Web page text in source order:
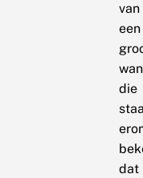
van
een
die
dat